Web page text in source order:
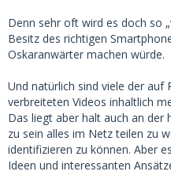
Denn sehr oft wird es doch so
Besitz des richtigen
Oskaranwärter machen würde.
Und natürlich sind viele der
verbreiteten Videos inhaltlich
Das liegt aber halt auch an der
zu sein alles im Netz teilen zu
identifizieren zu können. Aber
Ideen und interessanten